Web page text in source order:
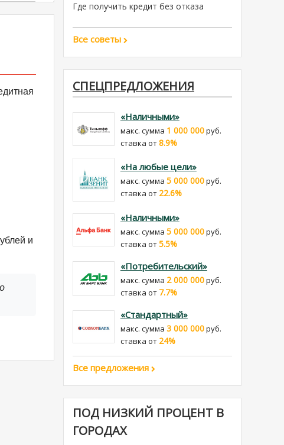
и
Где получить кредит без отказа
Все советы
СПЕЦПРЕДЛОЖЕНИЯ
«Наличными»
макс. сумма 1 000 000руб.
cтавка от8.9%
«На любые цели»
макс. сумма 5 000 000руб.
cтавка от 22.6%
«Наличными»
макс. сумма 5 000 000руб.
cтавка от5.5%
«Потребительский»
макс. сумма 2 000 000руб.
cтавка от 7.7%
«Стандартный»
макс. сумма 3 000 000руб.
cтавка от 24%
Все предложения
ПОД НИЗКИЙ ПРОЦЕНТ В
ГОРОДАХ